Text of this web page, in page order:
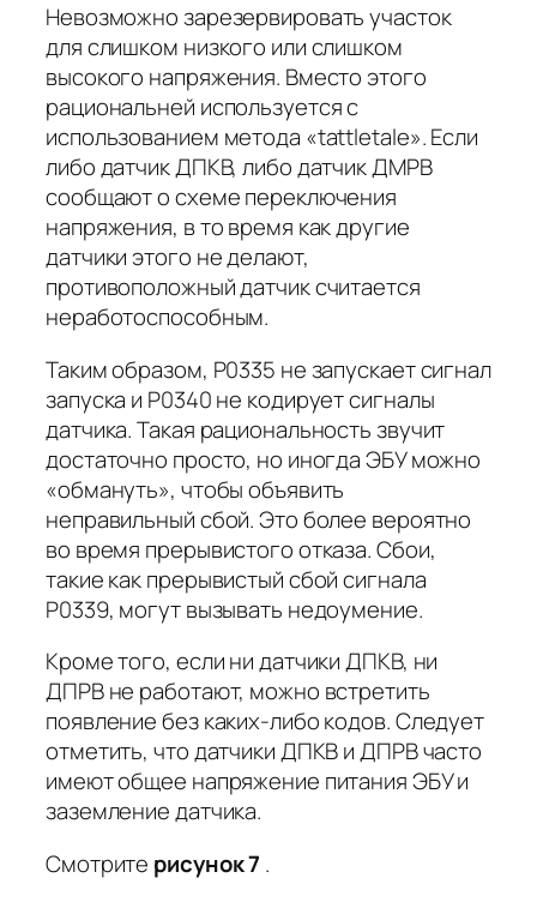
Невозможно зарезервировать участок
для слишком низкого или слишком
высокого напряжения. Вместо этого
рациональней используется с
использованием метода «tattletale». Если
либо датчик ДПКВ, либо датчик ДМРВ
сообщают о схеме переключения
напряжения, в то время как другие
датчики этого не делают,
противоположный датчик считается
неработоспособным.
Таким образом, P0335 не запускает сигнал
запуска и P0340 не кодирует сигналы
датчика. Такая рациональность звучит
достаточно просто, но иногда ЭБУ можно
«обмануть», чтобы объявить
неправильный сбой. Это более вероятно
во время прерывистого отказа. Сбои,
такие как прерывистый сбой сигнала
P0339, могут вызывать недоумение.
Кроме того, если ни датчики ДПКВ, ни
ДПРВ не работают, можно встретить
появление без каких-либо кодов. Следует
отметить, что датчики ДПКВ и ДПРВ часто
имеют общее напряжение питания ЭБУ и
заземление датчика.
Смотрите рисунок 7 .